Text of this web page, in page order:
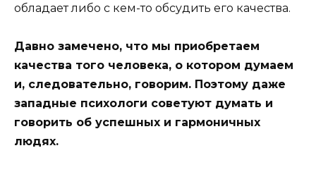
обладает либо с кем-то обсудить его качества.
Давно замечено, что мы приобретаем
качества того человека, о котором думаем
и, следовательно, говорим. Поэтому даже
западные психологи советуют думать и
говорить об успешных и гармоничных
людях.